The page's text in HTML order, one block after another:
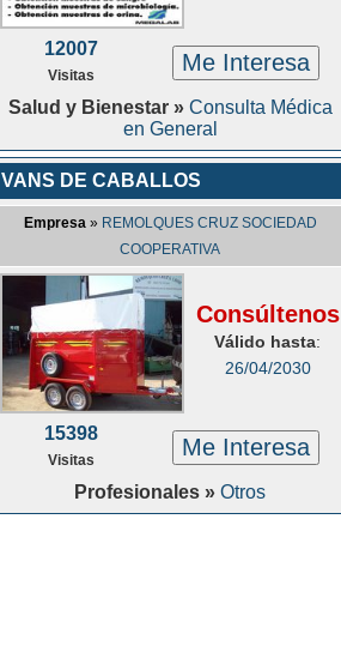
12007
Visitas Me Interesa
Salud y Bienestar » Consulta Médica
en General
VANS DE CABALLOS
Empresa» REMOLQUES CRUZ SOCIEDAD
COOPERATIVA
Consúltenos
Válido hasta:
26/04/2030
15398
Visitas Me Interesa
Profesionales » Otros